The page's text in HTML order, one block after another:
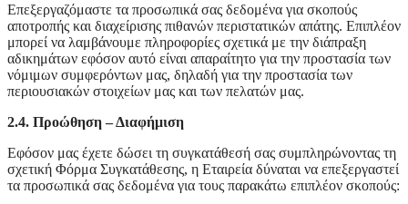
Επεξεργαζόμαστε τα προσωπικά σας δεδομένα για σκοπούς
αποτροπής και διαχείρισης πιθανών περιστατικών απάτης. Επιπλέον
μπορεί να λαμβάνουμε πληροφορίες σχετικά με την διάπραξη
αδικημάτων εφόσον αυτό είναι απαραίτητο για την προστασία των
νόμιμων συμφερόντων μας, δηλαδή για την προστασία των
περιουσιακών στοιχείων μας και των πελατών μας.
2.4. Προώθηση – Διαφήμιση
Εφόσον μας έχετε δώσει τη συγκατάθεσή σας συμπληρώνοντας τη
σχετική Φόρμα Συγκατάθεσης, η Εταιρεία δύναται να επεξεργαστεί
τα προσωπικά σας δεδομένα για τους παρακάτω επιπλέον σκοπούς: